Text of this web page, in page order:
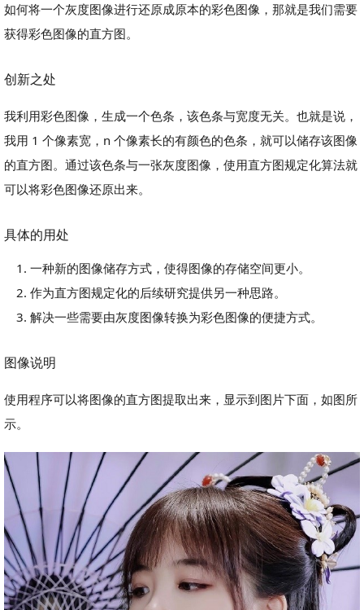
如何将一个灰度图像进行还原成原本的彩色图像，那就是我们需要
获得彩色图像的直方图。
创新之处
我利用彩色图像，生成一个色条，该色条与宽度无关。也就是说，
我用 1 个像素宽，n 个像素长的有颜色的色条，就可以储存该图像
的直方图。通过该色条与一张灰度图像，使用直方图规定化算法就
可以将彩色图像还原出来。
具体的用处
一种新的图像储存方式，使得图像的存储空间更小。
作为直方图规定化的后续研究提供另一种思路。
解决一些需要由灰度图像转换为彩色图像的便捷方式。
图像说明
使用程序可以将图像的直方图提取出来，显示到图片下面，如图所
示。